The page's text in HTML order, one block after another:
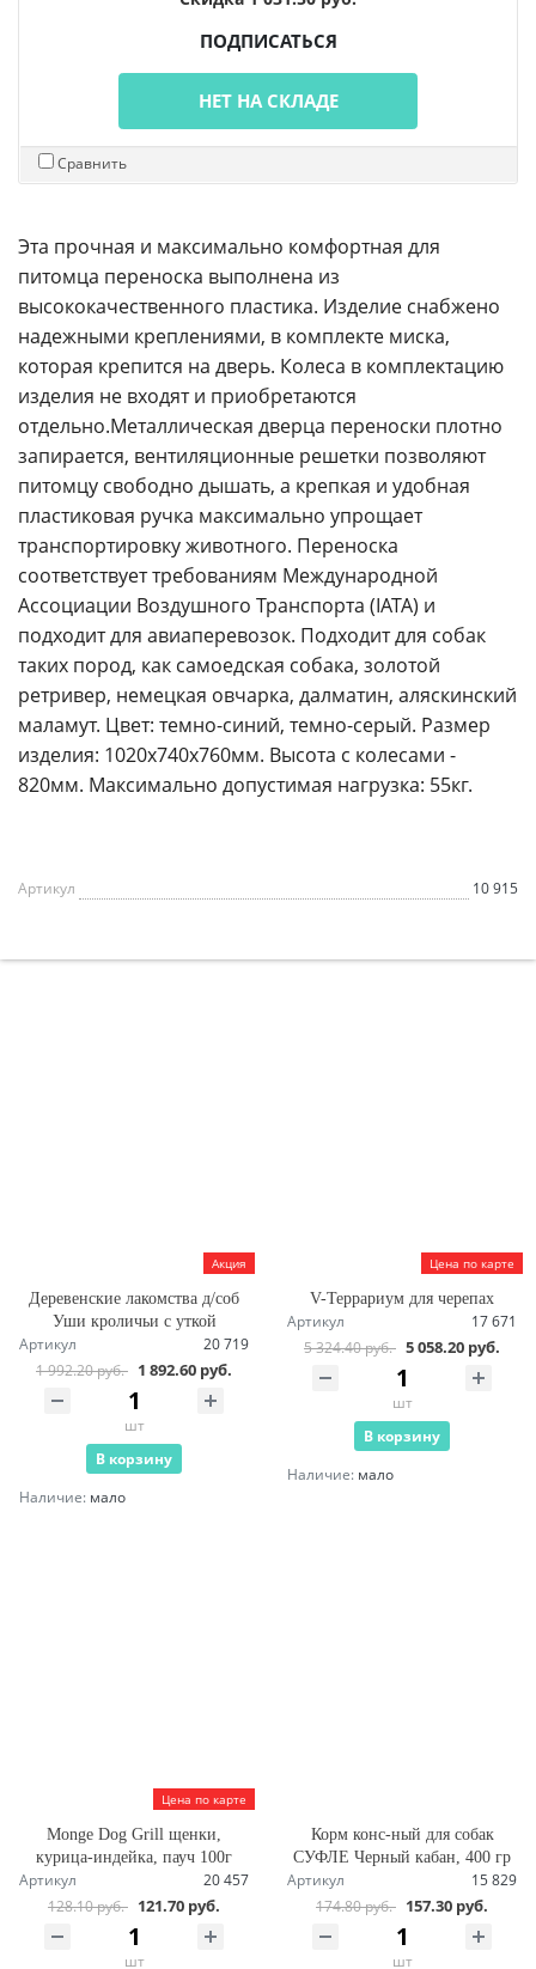
ПОДПИСАТЬСЯ
НЕТ НА СКЛАДЕ
Сравнить
Эта прочная и максимально комфортная для
питомца переноска выполнена из
высококачественного пластика. Изделие снабжено
надежными креплениями, в комплекте миска,
которая крепится на дверь. Колеса в комплектацию
изделия не входят и приобретаются
отдельно.Металлическая дверца переноски плотно
запирается, вентиляционные решетки позволяют
питомцу свободно дышать, а крепкая и удобная
пластиковая ручка максимально упрощает
транспортировку животного. Переноска
соответствует требованиям Международной
Ассоциации Воздушного Транспорта (IATA) и
подходит для авиаперевозок. Подходит для собак
таких пород, как самоедская собака, золотой
ретривер, немецкая овчарка, далматин, аляскинский
маламут. Цвет: темно-синий, темно-серый. Размер
изделия: 1020х740х760мм. Высота с колесами -
820мм. Максимально допустимая нагрузка: 55кг.
Артикул 10 915
Акция
Деревенские лакомства д/соб
Уши кроличьи с уткой
Артикул
20 719
1 992.20 руб. 1 892.60 руб.
шт
В корзину
Наличие: мало
Цена по карте
V-Террариум для черепах
Артикул
17 671
5 324.40 руб. 5 058.20 руб.
шт
В корзину
Наличие: мало
Цена по карте
Monge Dog Grill щенки,
курица-индейка, пауч 100г
Артикул
20 457
128.10 руб. 121.70 руб.
шт
Корм конс-ный для собак
СУФЛЕ Черный кабан, 400 гр
Артикул
15 829
174.80 руб. 157.30 руб.
шт